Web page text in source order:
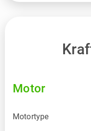
Motor
Motortype